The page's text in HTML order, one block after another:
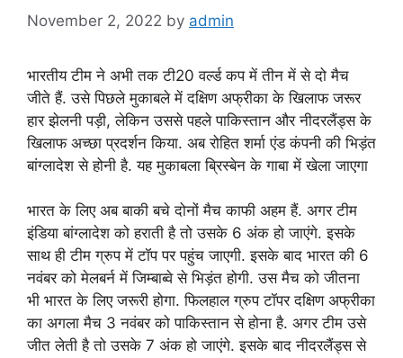
November 2, 2022 by admin
भारतीय टीम ने अभी तक टी20 वर्ल्ड कप में तीन में से दो मैच
जीते हैं. उसे पिछले मुकाबले में दक्षिण अफ्रीका के खिलाफ जरूर
हार झेलनी पड़ी, लेकिन उससे पहले पाकिस्तान और नीदरलैंड्स के
खिलाफ अच्छा प्रदर्शन किया. अब रोहित शर्मा एंड कंपनी की भिड़ंत
बांग्लादेश से होनी है. यह मुकाबला ब्रिस्बेन के गाबा में खेला जाएगा
भारत के लिए अब बाकी बचे दोनों मैच काफी अहम हैं. अगर टीम
इंडिया बांग्लादेश को हराती है तो उसके 6 अंक हो जाएंगे. इसके
साथ ही टीम ग्रुप में टॉप पर पहुंच जाएगी. इसके बाद भारत की 6
नवंबर को मेलबर्न में जिम्बाब्वे से भिड़ंत होगी. उस मैच को जीतना
भी भारत के लिए जरूरी होगा. फिलहाल ग्रुप टॉपर दक्षिण अफ्रीका
का अगला मैच 3 नवंबर को पाकिस्तान से होना है. अगर टीम उसे
जीत लेती है तो उसके 7 अंक हो जाएंगे. इसके बाद नीदरलैंड्स से